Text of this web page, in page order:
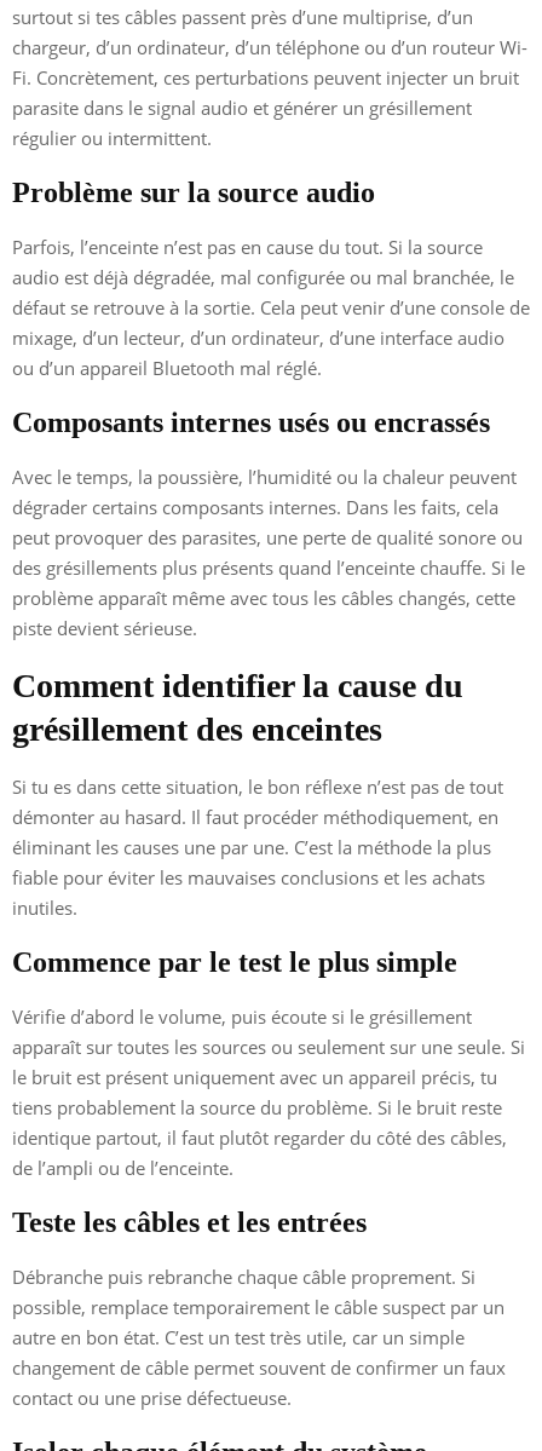
surtout si tes câbles passent près d’une multiprise, d’un
chargeur, d’un ordinateur, d’un téléphone ou d’un routeur Wi-
Fi. Concrètement, ces perturbations peuvent injecter un bruit
parasite dans le signal audio et générer un grésillement
régulier ou intermittent.
Problème sur la source audio
Parfois, l’enceinte n’est pas en cause du tout. Si la source
audio est déjà dégradée, mal configurée ou mal branchée, le
défaut se retrouve à la sortie. Cela peut venir d’une console de
mixage, d’un lecteur, d’un ordinateur, d’une interface audio
ou d’un appareil Bluetooth mal réglé.
Composants internes usés ou encrassés
Avec le temps, la poussière, l’humidité ou la chaleur peuvent
dégrader certains composants internes. Dans les faits, cela
peut provoquer des parasites, une perte de qualité sonore ou
des grésillements plus présents quand l’enceinte chauffe. Si le
problème apparaît même avec tous les câbles changés, cette
piste devient sérieuse.
Comment identifier la cause du
grésillement des enceintes
Si tu es dans cette situation, le bon réflexe n’est pas de tout
démonter au hasard. Il faut procéder méthodiquement, en
éliminant les causes une par une. C’est la méthode la plus
fiable pour éviter les mauvaises conclusions et les achats
inutiles.
Commence par le test le plus simple
Vérifie d’abord le volume, puis écoute si le grésillement
apparaît sur toutes les sources ou seulement sur une seule. Si
le bruit est présent uniquement avec un appareil précis, tu
tiens probablement la source du problème. Si le bruit reste
identique partout, il faut plutôt regarder du côté des câbles,
de l’ampli ou de l’enceinte.
Teste les câbles et les entrées
Débranche puis rebranche chaque câble proprement. Si
possible, remplace temporairement le câble suspect par un
autre en bon état. C’est un test très utile, car un simple
changement de câble permet souvent de confirmer un faux
contact ou une prise défectueuse.